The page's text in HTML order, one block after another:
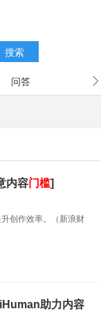
搜索
问答
内容门槛]
升创作效率。（新浪财
助力内容